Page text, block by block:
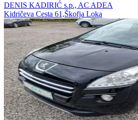
DENIS KADIRIĆ s.p., AC ADEA
Kidričeva Cesta 61,Škofja Loka